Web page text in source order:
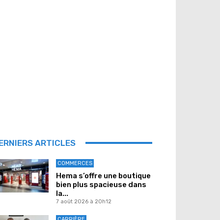
ARTICLES
COMMERCES
Hema s’offre une boutique
bien plus spacieuse dans
la...
7 août 2026 à 20h12